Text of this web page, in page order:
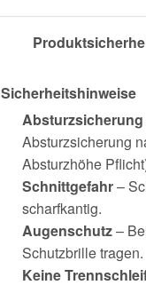
Sicherheitshinweise
Absturzsicherung
Absturzsicherung
Absturzhöhe
Schnittgefahr–
scharfkantig.
Augenschutz–
Schutzbrille tragen.
Keine